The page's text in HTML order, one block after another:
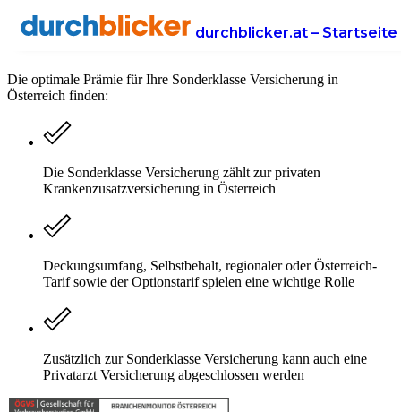
durchblicker.at – Startseite
Sonderklasse Versicherung
Die optimale Prämie für Ihre Sonderklasse Versicherung in
Österreich finden:
Die Sonderklasse Versicherung zählt zur privaten
Krankenzusatzversicherung in Österreich
Deckungsumfang, Selbstbehalt, regionaler oder Österreich-
Tarif sowie der Optionstarif spielen eine wichtige Rolle
Zusätzlich zur Sonderklasse Versicherung kann auch eine
Privatarzt Versicherung abgeschlossen werden